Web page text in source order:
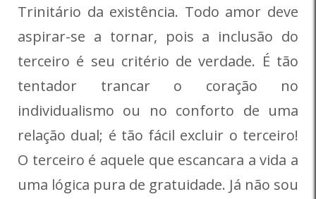
Trinitário da existência. Todo amor deve
aspirar-se a tornar, pois a inclusão do
terceiro é seu critério de verdade. É tão
tentador trancar o coração no
individualismo ou no conforto de uma
relação dual; é tão fácil excluir o terceiro!
O terceiro é aquele que escancara a vida a
uma lógica pura de gratuidade. Já não sou